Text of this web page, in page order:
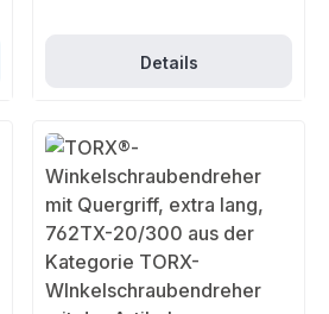
Details